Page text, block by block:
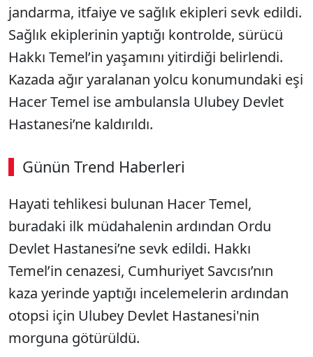
jandarma, itfaiye ve sağlık ekipleri sevk edildi.
Sağlık ekiplerinin yaptığı kontrolde, sürücü
Hakkı Temel’in yaşamını yitirdiği belirlendi.
Kazada ağır yaralanan yolcu konumundaki eşi
Hacer Temel ise ambulansla Ulubey Devlet
Hastanesi’ne kaldırıldı.
Günün Trend Haberleri
Hayati tehlikesi bulunan Hacer Temel,
buradaki ilk müdahalenin ardından Ordu
Devlet Hastanesi’ne sevk edildi. Hakkı
Temel’in cenazesi, Cumhuriyet Savcısı’nın
kaza yerinde yaptığı incelemelerin ardından
otopsi için Ulubey Devlet Hastanesi'nin
morguna götürüldü.